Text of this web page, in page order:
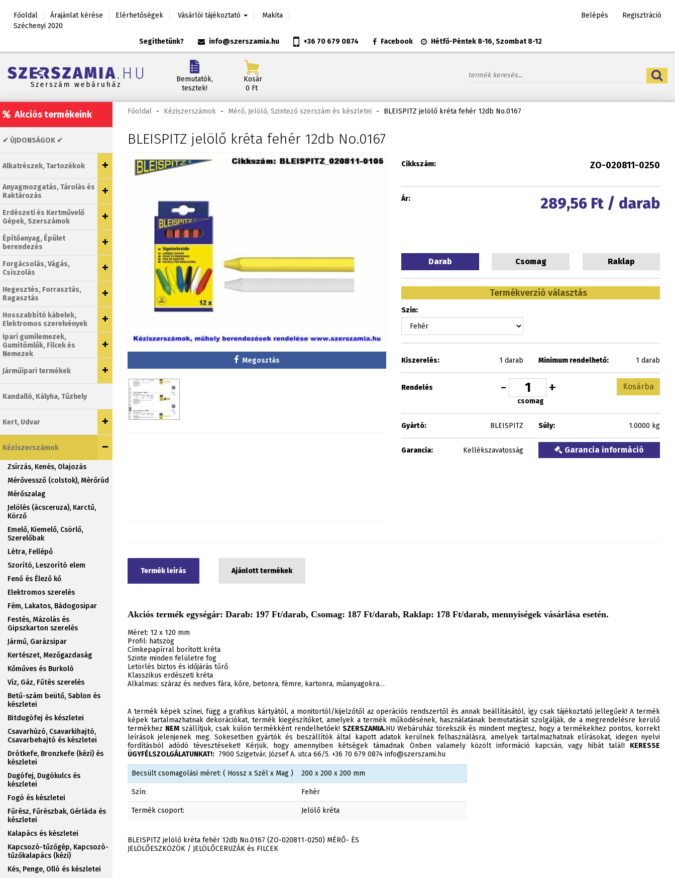
Főoldal Árajánlat kérése Elérhetőségek Vásárlói tájékoztató
Makita
Széchenyi 2020
Belépés Regisztráció
Segíthetünk? info@szerszamia.hu +36 70 679 0874 Facebook Hétfő-Péntek 8-16, Szombat 8-12
Bemutatók,
tesztek!
Kosár
0 Ft
Akciós termékeink
✔ ÚJDONSÁGOK ✔
Alkatrészek, Tartozékok
Anyagmozgatás, Tárolás és
Raktározás
Erdészeti és Kertművelő
Gépek, Szerszámok
Építőanyag, Épület
berendezés
Forgácsolás, Vágás,
Csiszolás
Hegesztés, Forrasztás,
Ragasztás
Hosszabbító kábelek,
Elektromos szerelvények
Ipari gumilemezek,
Gumitömlők, Filcek és
Nemezek
Járműipari termékek
Kandalló, Kályha, Tűzhely
Kert, Udvar
Kéziszerszámok
Zsírzás, Kenés, Olajozás
Mérővessző (colstok), Mérőrúd
Mérőszalag
Jelölés (ácsceruza), Karctű,
Körző
Emelő, Kiemelő, Csörlő,
Szerelőbak
Létra, Fellépő
Szorító, Leszorító elem
Fenő és Élező kő
Elektromos szerelés
Fém, Lakatos, Bádogosipar
Festés, Mázolás és
Gipszkarton szerelés
Jármű, Garázsipar
Kertészet, Mezőgazdaság
Kőműves és Burkoló
Víz, Gáz, Fűtés szerelés
Betű-szám beütő, Sablon és
készletei
Bitdugófej és készletei
Csavarhúzó, Csavarkihajtó,
Csavarbehajtó és készletei
Drótkefe, Bronzkefe (kézi) és
készletei
Dugófej, Dugókulcs és
készletei
Fogó és készletei
Fűrész, Fűrészbak, Gérláda és
készletei
Kalapács és készletei
Kapcsozó-tűzőgép, Kapcsozó-
tűzőkalapács (kézi)
Kés, Penge, Olló és készletei
Főoldal - Kéziszerszámok - Mérő, Jelölő, Szintező szerszám és készletei - BLEISPITZ jelölő kréta fehér 12db No.0167
BLEISPITZ jelölő kréta fehér 12db No.0167
Megosztás
Cikkszám: ZO-020811-0250
Ár: 289,56 Ft / darab
Darab Csomag Raklap
Termékverzió választás
Szín:
Kiszerelés: 1 darab Minimum rendelhető: 1 darab
Rendelés - +
csomag
Kosárba
Gyártó: BLEISPITZ Súly: 1.0000 kg
Garancia: Kellékszavatosság Garancia információ
Termék leírás Ajánlott termékek
Akciós termék egységár: Darab: 197 Ft/darab, Csomag: 187 Ft/darab, Raklap: 178 Ft/darab, mennyiségek vásárlása esetén.
Méret: 12 x 120 mm
Profil: hatszög
Címkepapírral borított kréta
Szinte minden felületre fog
Letörlés biztos és időjárás tűrő
Klasszikus erdészeti kréta
Alkalmas: száraz és nedves fára, kőre, betonra, fémre, kartonra, műanyagokra…
A termék képek színei, függ a grafikus kártyától, a monitortól/kijelzőtől az operációs rendszertől és annak beállításától, így csak tájékoztató jellegűek! A termék
képek tartalmazhatnak dekorációkat, termék kiegészítőket, amelyek a termék működésének, használatának bemutatását szolgálják, de a megrendelésre kerülő
termékhez NEM szállítjuk, csak külön termékként rendelhetőek! SZERSZAMIA.HU Webáruház törekszik és mindent megtesz, hogy a termékekhez pontos, korrekt
leírások jelenjenek meg. Sokesetben gyártók és beszállítók által kapott adatok kerülnek felhasználásra, amelyek tartalmazhatnak elírásokat, idegen nyelvi
fordításból adódó tévesztéseket! Kérjük, hogy amennyiben kétségek támadnak Önben valamely közölt információ kapcsán, vagy hibát talál! KERESSE
ÜGYFÉLSZOLGÁLATUNKAT!: 7900 Szigetvár, József A. utca 66/5. +36 70 679 0874 info@szerszami.hu
Becsült csomagolási méret: ( Hossz x Szél x Mag ) 200 x 200 x 200 mm
Szín: Fehér
Termék csoport: Jelölő kréta
BLEISPITZ jelölő kréta fehér 12db No.0167 (ZO-020811-0250) MÉRŐ- ÉS
JELÖLŐESZKÖZÖK / JELÖLŐCERUZÁK és FILCEK